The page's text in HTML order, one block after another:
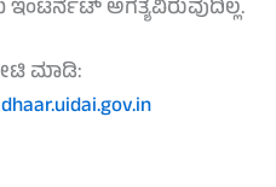
ಅಗತ್ಯವಿರುವುದಿಲ್ಲ.
ಮಾಡಿ: